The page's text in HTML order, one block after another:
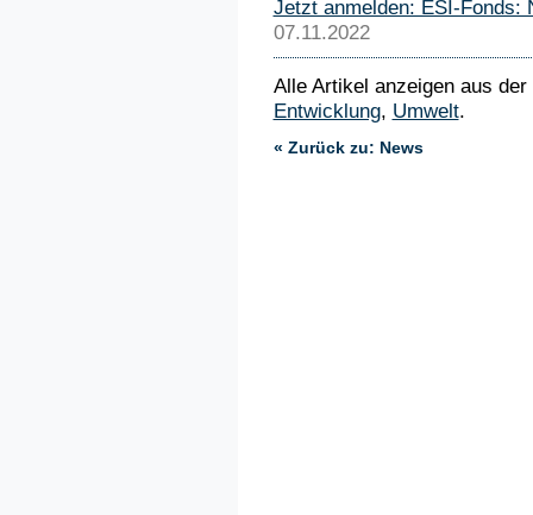
Jetzt anmelden: ESI-Fonds:
07.11.2022
Alle Artikel anzeigen aus
Entwicklung, Umwelt.
« Zurück zu: News